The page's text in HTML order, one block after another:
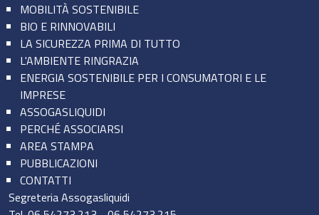
MOBILITÀ SOSTENIBILE
BIO E RINNOVABILI
LA SICUREZZA PRIMA DI TUTTO
L'AMBIENTE RINGRAZIA
ENERGIA SOSTENIBILE PER I CONSUMATORI E LE
IMPRESE
ASSOGASLIQUIDI
PERCHÉ ASSOCIARSI
AREA STAMPA
PUBBLICAZIONI
CONTATTI
Segreteria Assogasliquidi